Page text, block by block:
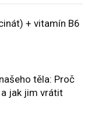
+ vitamín B6
těla: Proč
jak jim vrátit